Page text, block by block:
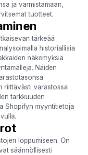
ja varmistamaan,
tuotteet.
tärkeää
historiallisia
näkemyksiä
Näiden
riittävästi varastossa
tarkkuuden
Shopifyn myyntitietoja
loppumiseen. On
säännöllisesti